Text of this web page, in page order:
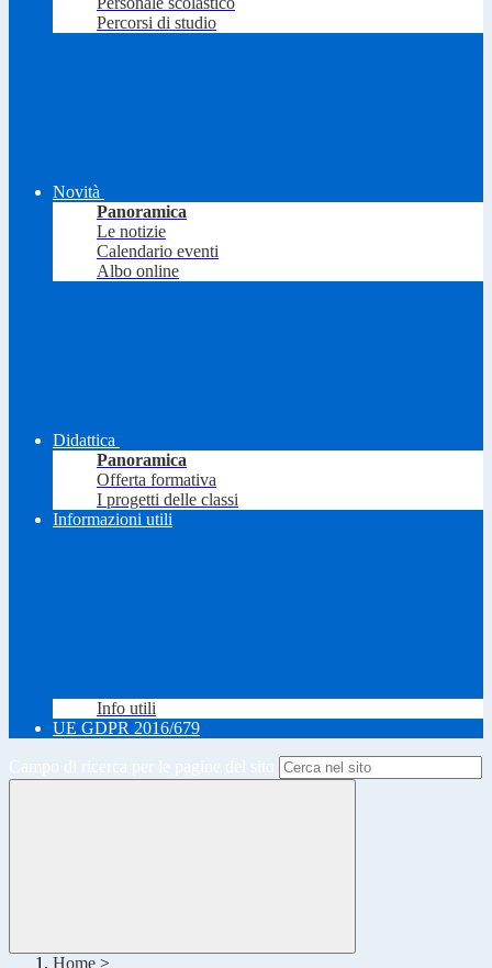
Percorsi di studio
Novità
Panoramica
Le notizie
Calendario eventi
Albo online
Didattica
Panoramica
Offerta formativa
I progetti delle classi
Informazioni utili
Info utili
UE GDPR 2016/679
Home >